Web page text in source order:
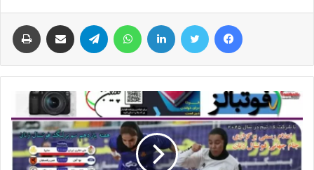
فرار از سقوط زودهنگام امیدوار به کسب امتیاز در دیدار خانگی مقابل
مس رفسنجان بود و در نقطه مقابل، مسی‌ها در اندیشه آن بودند تا با
کسب 3 امتیاز دیدار بیرون از خانه بتوانند جایگاه خود در کورس قهرمانی
سوپرلیگ فوتسال زنان را حفظ کنند و همچنان در قامت یک تیم مدعی
قهرمانی کار خود را پیش ببرند.
3 امتیاز با چنگ و دندان برای پالایش‌نفت
پالایش‌نفت آبادان امروز در خانه پذیرای رایزکو صفادشت بود که شاگردان
پریسا امامی‌زادهبعد از توقف هفته گذشته مقابل مس در رفسنجان، به